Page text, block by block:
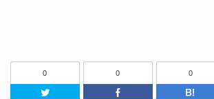
0
Twitter
0 0